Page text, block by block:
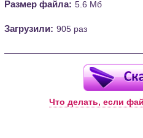
Размер файла: 5.6 Мб
Загрузили: 905 раз
Что делать, если